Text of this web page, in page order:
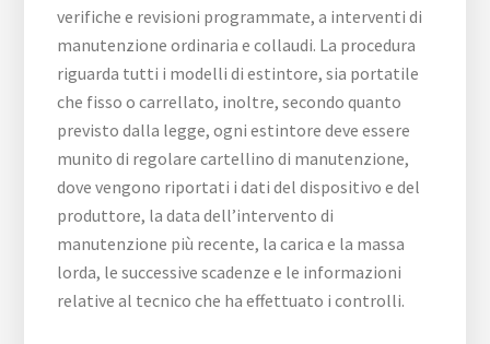
verifiche e revisioni programmate, a interventi di
manutenzione ordinaria e collaudi. La procedura
riguarda tutti i modelli di estintore, sia portatile
che fisso o carrellato, inoltre, secondo quanto
previsto dalla legge, ogni estintore deve essere
munito di regolare cartellino di manutenzione,
dove vengono riportati i dati del dispositivo e del
produttore, la data dell’intervento di
manutenzione più recente, la carica e la massa
lorda, le successive scadenze e le informazioni
relative al tecnico che ha effettuato i controlli.